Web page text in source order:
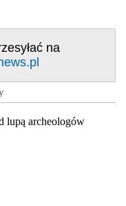
na
lupą archeologów